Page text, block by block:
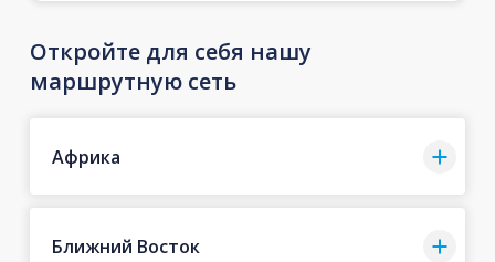
Откройте для себя нашу
маршрутную сеть
Африка
Ближний Восток